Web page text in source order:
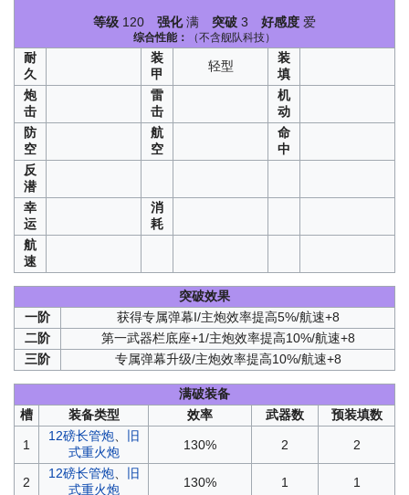
等级 120 强化满 突破 3 好感度 爱
综合性能： （不含舰队科技）
耐
久
装
甲
轻型
装
填
炮
击
雷
击
机
动
防
空
航
空
命
中
反
潜
幸
运
消
耗
航
速
突破效果
一阶
获得专属弹幕I/主炮效率提高5%/航速+8
二阶
第一武器栏底座+1/主炮效率提高10%/航速+8
三阶
专属弹幕升级/主炮效率提高10%/航速+8
满破装备
槽
装备类型 效率 武器数 预装填数
1
12磅长管炮、
旧
式重火炮
130% 2 2
2
12磅长管炮、
旧
式重火炮
130% 1
1